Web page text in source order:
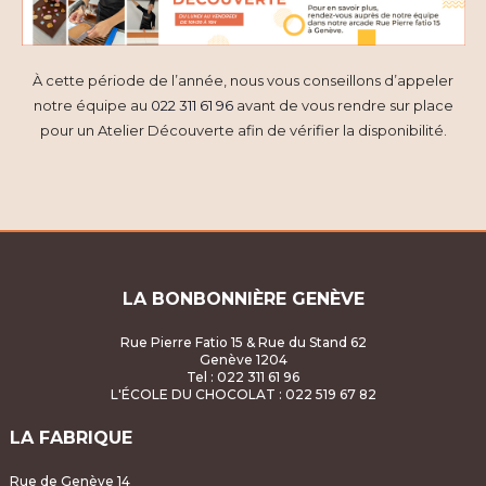
t
i
o
e
è
n
e
e
m
À cette période de l’année, nous vous conseillons d’appeler
notre équipe au 022 311 61 96avant de vous rendre sur place
pour un Atelier Découverte afin de vérifier la disponibilité.
LA BONBONNIÈRE GENÈVE
Rue Pierre Fatio 15 & Rue du Stand 62
Genève 1204
Tel : 022 311 61 96
L'ÉCOLE DU CHOCOLAT : 022 519 67 82
LA FABRIQUE
Rue de Genève 14